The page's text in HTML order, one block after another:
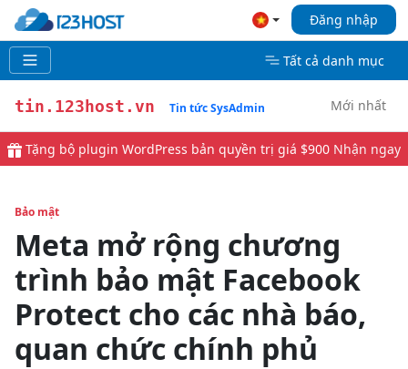
Đăng nhập
Tất cả danh mục
tin.123host.vn Tin tức SysAdmin Mới nhất
Tặng bộ plugin WordPress bản quyền trị giá $900 Nhận ngay
Bảo mật
Meta mở rộng chương
trình bảo mật Facebook
Protect cho các nhà báo,
quan chức chính phủ